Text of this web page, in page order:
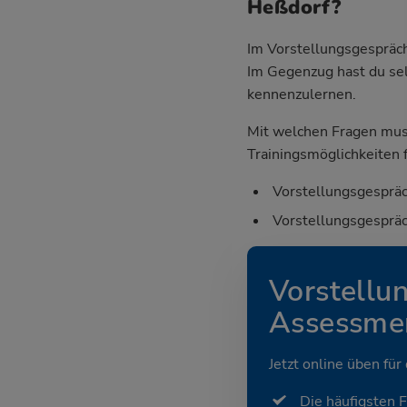
Heßdorf?
Im
Im Gegenzug hast du
kennenzulernen.
Mit welchen Fragen
Trainingsmöglichkeiten
Jetzt online üben für
Die häufigsten